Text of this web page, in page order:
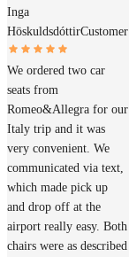
Inga
HöskuldsdóttirCustomer
We ordered two car
seats from
Romeo&Allegra for our
Italy trip and it was
very convenient. We
communicated via text,
which made pick up
and drop off at the
airport really easy. Both
chairs were as described